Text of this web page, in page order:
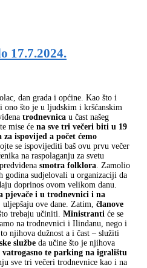
17.7.2024.
dan grada i općine. Kao što i
ono što je u ljudskim i kršćanskim
trodnevnica u čast našeg
mise će na sve tri večeri biti u 19
ispovijed a počet ćemo
se ispovijediti baš ovu prvu večer
na raspolaganju za svetu
smotra folklora. Zamolio
godina sudjelovali u organizaciji da
doprinos ovom velikom danu.
pjevače i u trodnevnici i na
ove dane. Zatim, članove
trebaju učiniti. Ministranti će se
na trodnevnici i Ilindanu, nego i
njihova dužnost a i čast – služiti
službe da učine što je njihova
te parking na igralištu
sve tri večeri trodnevnice kao i na